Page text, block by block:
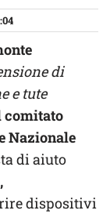
di
e tute
comitato
Nazionale
di aiuto
dispositivi